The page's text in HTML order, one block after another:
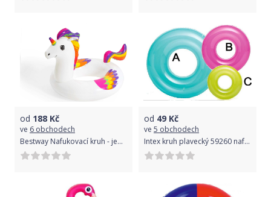
od 188 Kč
ve 6 obchodech
Bestway Nafukovací kruh - jednorožec, 119 x 91 cm
od 49 Kč
ve 5 obchodech
Intex kruh plavecký 59260 nafukovací, 76cm